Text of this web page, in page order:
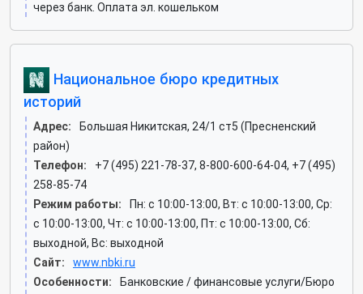
через банк. Оплата эл. кошельком
Национальное бюро кредитных
историй
Адрес:
Большая Никитская, 24/1 ст5 (Пресненский
район)
Телефон:
+7 (495) 221-78-37, 8-800-600-64-04, +7 (495)
258-85-74
Режим работы:
Пн: c 10:00-13:00, Вт: c 10:00-13:00, Ср:
c 10:00-13:00, Чт: c 10:00-13:00, Пт: c 10:00-13:00, Сб:
выходной, Вс: выходной
Сайт:
www.nbki.ru
Особенности:
Банковские / финансовые услуги/Бюро